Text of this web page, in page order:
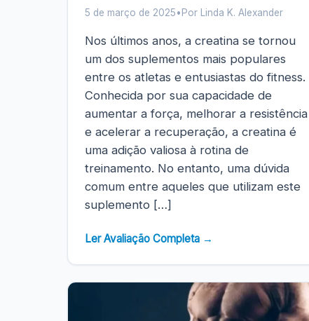
5 de março de 2025• Por Linda K. Alexander
Nos últimos anos, a creatina se tornou
um dos suplementos mais populares
entre os atletas e entusiastas do fitness.
Conhecida por sua capacidade de
aumentar a força, melhorar a resistência
e acelerar a recuperação, a creatina é
uma adição valiosa à rotina de
treinamento. No entanto, uma dúvida
comum entre aqueles que utilizam este
suplemento […]
Ler Avaliação Completa →